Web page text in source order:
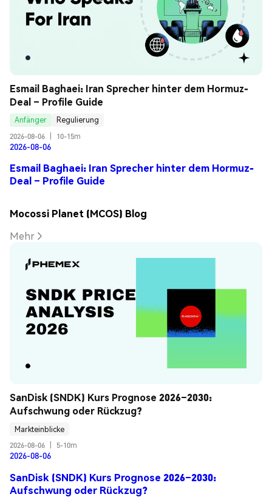
Esmail Baghaei: Iran Sprecher hinter dem Hormuz-
Deal – Profile Guide
Anfänger
Regulierung
2026-08-06
10-15m
2026-08-06
Esmail Baghaei: Iran Sprecher hinter dem Hormuz-
Deal – Profile Guide
Mocossi Planet (MCOS) Blog
Mehr
SanDisk (SNDK) Kurs Prognose 2026–2030:
Aufschwung oder Rückzug?
Markteinblicke
2026-08-06
5-10m
2026-08-06
SanDisk (SNDK) Kurs Prognose 2026–2030:
Aufschwung oder Rückzug?